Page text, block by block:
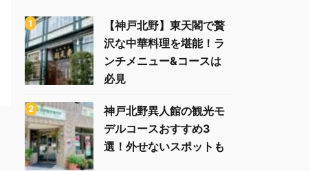
【神戸北野】東天閣で贅
沢な中華料理を堪能！ラ
ンチメニュー&コースは
必見
神戸北野異人館の観光モ
デルコースおすすめ3
選！外せないスポットも